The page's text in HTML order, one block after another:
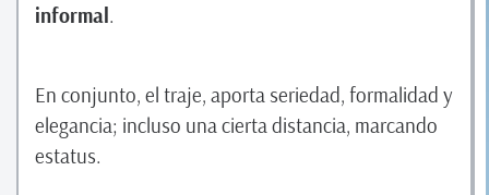
informal.
En conjunto, el traje, aporta seriedad, formalidad y
elegancia; incluso una cierta distancia, marcando
estatus.